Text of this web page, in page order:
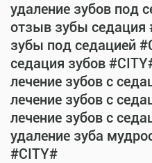
удаление зубов под
отзыв зубы седация
зубы под седацией
седация зубов
лечение зубов с
лечение зубов с
лечение зубов с
удаление зуба
#CITY#